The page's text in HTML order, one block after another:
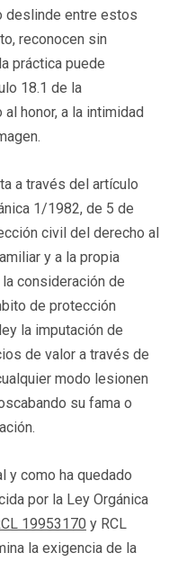
deslinde entre estos
reconocen sin
práctica puede
18.1 de la
honor, a la intimidad
a través del artículo
1/1982, de 5 de
civil del derecho al
y a la propia
consideración de
de protección
la imputación de
de valor a través de
modo lesionen
su fama o
y como ha quedado
por la Ley Orgánica
19953170 y RCL
la exigencia de la